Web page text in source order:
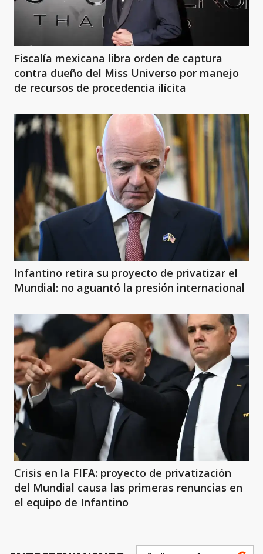
Fiscalía mexicana libra orden de captura
contra dueño del Miss Universo por manejo
de recursos de procedencia ilícita
Infantino retira su proyecto de privatizar el
Mundial: no aguantó la presión internacional
Crisis en la FIFA: proyecto de privatización
del Mundial causa las primeras renuncias en
el equipo de Infantino